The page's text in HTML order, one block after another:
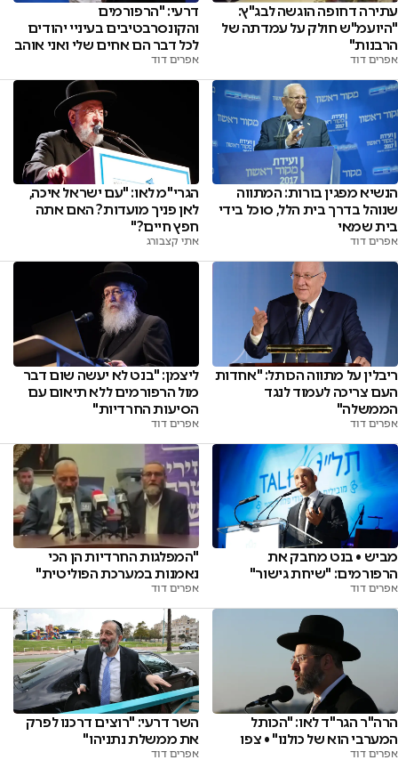
עתירה דחופה הוגשה לבג"ץ:
"היועמ"ש חולק על עמדתה של
הרבנות"
אפרים דוד
דרעי: "הרפורמים
והקונסרבטיבים בעיניי יהודים
לכל דבר הם אחים שלי ואני אוהב
אותם" • האזינו
אפרים דוד
הנשיא מפגין בורות: המתווה
שנוהל בדרך בית הלל, סוכל בידי
בית שמאי
אפרים דוד
הגרי"מ לאו: "עם ישראל איכה,
לאן פניך מועדות? האם אתה
חפץ חיים?"
אתי קצבורג
ריבלין על מתווה הכותל: "אחדות
העם צריכה לעמוד לנגד
הממשלה"
אפרים דוד
ליצמן: "בנט לא יעשה שום דבר
מול הרפורמים ללא תיאום עם
הסיעות החרדיות"
אפרים דוד
מביש • בנט מחבק את
הרפורמים: "שיחת גישור"
אפרים דוד
"המפלגות החרדיות הן הכי
נאמנות במערכת הפוליטית"
אפרים דוד
הרה"ר הגר"ד לאו: "הכותל
המערבי הוא של כולנו" • צפו
אפרים דוד
השר דרעי: "רוצים דרכנו לפרק
את ממשלת נתניהו"
אפרים דוד